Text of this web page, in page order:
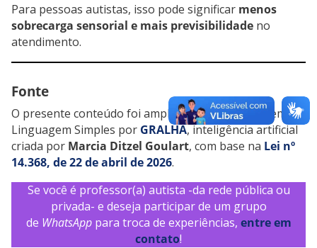
Para pessoas autistas, isso pode significar menos
sobrecarga sensorial e mais previsibilidade no
atendimento.
Fonte
O presente conteúdo foi amplamente elaborado em
Linguagem Simples por GRALHA, inteligência artificial
criada por Marcia Ditzel Goulart, com base na Lei nº
14.368, de 22 de abril de 2026.
Se você é professor(a) autista -da rede pública ou
privada- e deseja participar de um grupo
de WhatsApppara troca de experiências, entre em
contato!